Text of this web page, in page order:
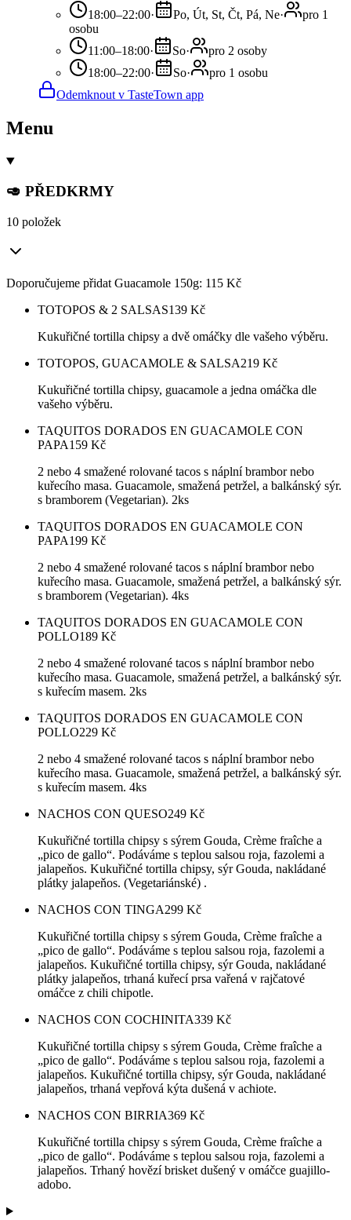
18:00–22:00· Po, Út, St, Čt, Pá, Ne·
pro 1
osobu
11:00–18:00· So·
pro 2 osoby
18:00–22:00· So·
pro 1 osobu
Odemknout v TasteTown app
Menu
🥑 PŘEDKRMY
10 položek
Doporučujeme přidat Guacamole 150g: 115 Kč
TOTOPOS & 2 SALSAS139 Kč
Kukuřičné tortilla chipsy a dvě omáčky dle vašeho výběru.
TOTOPOS, GUACAMOLE & SALSA219 Kč
Kukuřičné tortilla chipsy, guacamole a jedna omáčka dle
vašeho výběru.
TAQUITOS DORADOS EN GUACAMOLE CON
PAPA159 Kč
2 nebo 4 smažené rolované tacos s náplní brambor nebo
kuřecího masa. Guacamole, smažená petržel, a balkánský sýr.
s bramborem (Vegetarian). 2ks
TAQUITOS DORADOS EN GUACAMOLE CON
PAPA199 Kč
2 nebo 4 smažené rolované tacos s náplní brambor nebo
kuřecího masa. Guacamole, smažená petržel, a balkánský sýr.
s bramborem (Vegetarian). 4ks
TAQUITOS DORADOS EN GUACAMOLE CON
POLLO189 Kč
2 nebo 4 smažené rolované tacos s náplní brambor nebo
kuřecího masa. Guacamole, smažená petržel, a balkánský sýr.
s kuřecím masem. 2ks
TAQUITOS DORADOS EN GUACAMOLE CON
POLLO229 Kč
2 nebo 4 smažené rolované tacos s náplní brambor nebo
kuřecího masa. Guacamole, smažená petržel, a balkánský sýr.
s kuřecím masem. 4ks
NACHOS CON QUESO249 Kč
Kukuřičné tortilla chipsy s sýrem Gouda, Crème fraîche a
„pico de gallo“. Podáváme s teplou salsou roja, fazolemi a
jalapeňos. Kukuřičné tortilla chipsy, sýr Gouda, nakládané
plátky jalapeňos. (Vegetariánské) .
NACHOS CON TINGA299 Kč
Kukuřičné tortilla chipsy s sýrem Gouda, Crème fraîche a
„pico de gallo“. Podáváme s teplou salsou roja, fazolemi a
jalapeňos. Kukuřičné tortilla chipsy, sýr Gouda, nakládané
plátky jalapeňos, trhaná kuřecí prsa vařená v rajčatové
omáčce z chili chipotle.
NACHOS CON COCHINITA339 Kč
Kukuřičné tortilla chipsy s sýrem Gouda, Crème fraîche a
„pico de gallo“. Podáváme s teplou salsou roja, fazolemi a
jalapeňos. Kukuřičné tortilla chipsy, sýr Gouda, nakládané
jalapeňos, trhaná vepřová kýta dušená v achiote.
NACHOS CON BIRRIA369 Kč
Kukuřičné tortilla chipsy s sýrem Gouda, Crème fraîche a
„pico de gallo“. Podáváme s teplou salsou roja, fazolemi a
jalapeňos. Trhaný hovězí brisket dušený v omáčce guajillo-
adobo.